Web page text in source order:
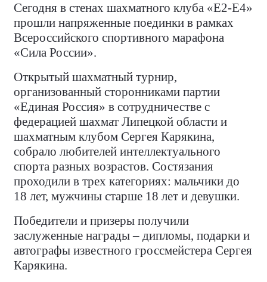
Сегодня в стенах шахматного клуба «Е2-Е4»
прошли напряженные поединки в рамках
Всероссийского спортивного марафона
«Сила России».
Открытый шахматный турнир,
организованный сторонниками партии
«Единая Россия» в сотрудничестве с
федерацией шахмат Липецкой области и
шахматным клубом Сергея Карякина,
собрало любителей интеллектуального
спорта разных возрастов. Состязания
проходили в трех категориях: мальчики до
18 лет, мужчины старше 18 лет и девушки.
Победители и призеры получили
заслуженные награды – дипломы, подарки и
автографы известного гроссмейстера Сергея
Карякина.